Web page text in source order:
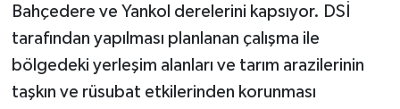
Bahçedere ve Yankol derelerini kapsıyor. DSİ
tarafından yapılması planlanan çalışma ile
bölgedeki yerleşim alanları ve tarım arazilerinin
taşkın ve rüsubat etkilerinden korunması